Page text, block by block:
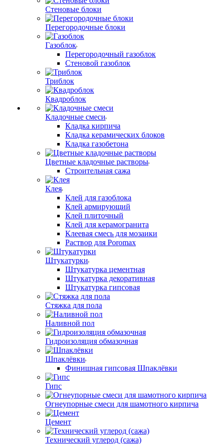
Стеновые блоки
Перегородочные блоки
Газоблок
Перегородочный газоблок
Стеновой газоблок
Триблок
Квадроблок
Кладочные смеси
Кладка кирпича
Кладка керамических блоков
Кладка газобетона
Цветные кладочные растворы
Строительная сажа
Клея
Клей для газоблока
Клей армирующий
Клей плиточный
Клей для керамогранита
Клеевая смесь для мозаики
Раствор для Poromax
Штукатурки
Штукатурка цементная
Штукатурка декоративная
Штукатурка гипсовая
Стяжка для пола
Наливной пол
Гидроизоляция обмазочная
Шпаклёвки
Финишная гипсовая Шпаклёвки
Гипс
Огнеупорные смеси для шамотного кирпича
Цемент
Технический углерод (сажа)